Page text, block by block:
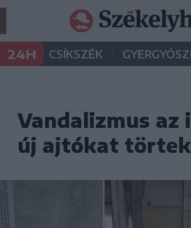
24H CSÍKSZÉK •
Vandalizmus az
új ajtókat